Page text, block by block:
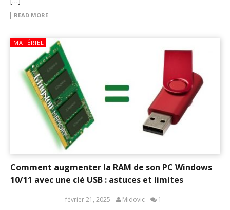
READ MORE
MATÉRIEL
Comment augmenter la RAM de son PC Windows
10/11 avec une clé USB : astuces et limites
février 21, 2025 Midovic 1